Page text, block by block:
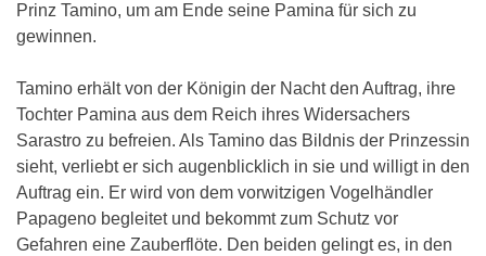
Prinz Tamino, um am Ende seine Pamina für sich zu
gewinnen.
Tamino erhält von der Königin der Nacht den Auftrag, ihre
Tochter Pamina aus dem Reich ihres Widersachers
Sarastro zu befreien. Als Tamino das Bildnis der Prinzessin
sieht, verliebt er sich augenblicklich in sie und willigt in den
Auftrag ein. Er wird von dem vorwitzigen Vogelhändler
Papageno begleitet und bekommt zum Schutz vor
Gefahren eine Zauberflöte. Den beiden gelingt es, in den